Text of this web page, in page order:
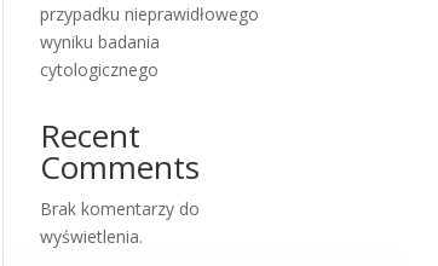
przypadku nieprawidłowego
wyniku badania
cytologicznego
Recent
Comments
Brak komentarzy do
wyświetlenia.